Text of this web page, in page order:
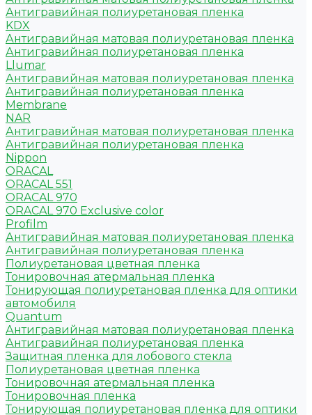
Антигравийная полиуретановая пленка
KDX
Антигравийная матовая полиуретановая пленка
Антигравийная полиуретановая пленка
Llumar
Антигравийная матовая полиуретановая пленка
Антигравийная полиуретановая пленка
Membrane
NAR
Антигравийная матовая полиуретановая пленка
Антигравийная полиуретановая пленка
Nippon
ORACAL
ORACAL 551
ORACAL 970
ORACAL 970 Exclusive color
Profilm
Антигравийная матовая полиуретановая пленка
Антигравийная полиуретановая пленка
Полиуретановая цветная пленка
Тонировочная атермальная пленка
Тонирующая полиуретановая пленка для оптики
автомобиля
Quantum
Антигравийная матовая полиуретановая пленка
Антигравийная полиуретановая пленка
Защитная пленка для лобового стекла
Полиуретановая цветная пленка
Тонировочная атермальная пленка
Тонировочная пленка
Тонирующая полиуретановая пленка для оптики